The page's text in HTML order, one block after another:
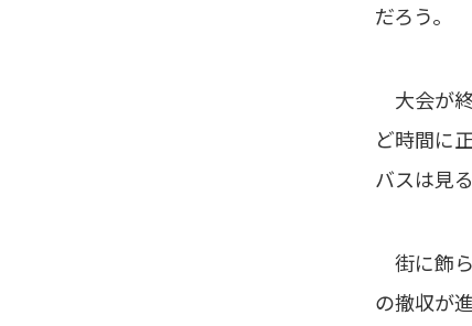
だろう。
大会が
ど時間に
バスは見
街に飾
の撤収が